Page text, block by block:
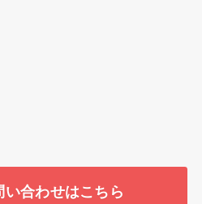
い合わせはこちら